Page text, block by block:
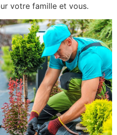
votre famille et vous.